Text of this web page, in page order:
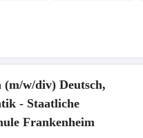
w/div) Deutsch,
- Staatliche
Frankenheim